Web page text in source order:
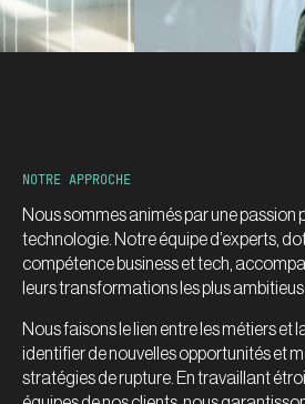
NOTRE APPROCHE
Nous sommes animés par une passion
technologie. Notre équipe d’experts,
compétence business et tech,
leurs transformations les plus
Nous faisons le lien entre les métiers et
identifier de nouvelles opportunités et
stratégies de rupture. En travaillant